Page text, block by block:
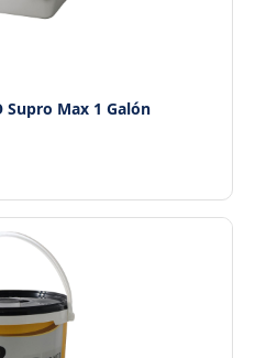
Supro Max 1 Galón